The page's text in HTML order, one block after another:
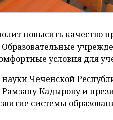
повысить качество
условия для
Чеченской
Рамзану Кадырову и
системы